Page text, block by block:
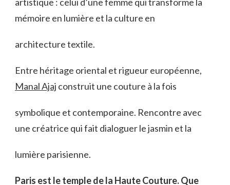
mémoire en lumière et la culture en
architecture textile.
Entre héritage oriental et rigueur européenne,
Manal Ajaj construit une couture à la fois
symbolique et contemporaine. Rencontre avec
une créatrice qui fait dialoguer le jasmin et la
lumière parisienne.
Paris est le temple de la Haute Couture. Que